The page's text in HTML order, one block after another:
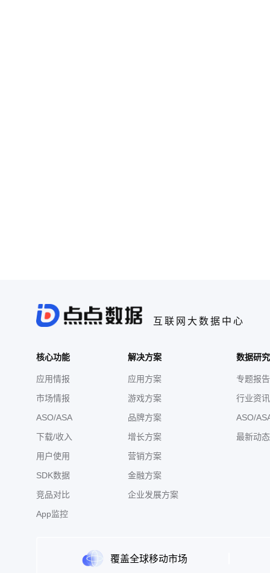
互联网大数据中心
核心功能
应用情报
市场情报
ASO/ASA
下载/收入
用户使用
SDK数据
竞品对比
App监控
解决方案
应用方案
游戏方案
品牌方案
增长方案
营销方案
金融方案
企业发展方案
数据研
专题报告
行业资讯
ASO/
最新动态
覆盖全球移动市场